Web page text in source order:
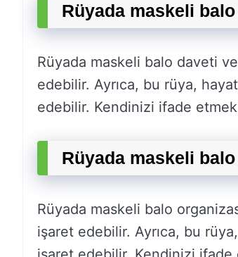
Rüyada maskeli
Rüyada maskeli balo daveti
edebilir. Ayrıca, bu rüya,
edebilir. Kendinizi ifade
Rüyada maskeli
Rüyada maskeli balo
işaret edebilir. Ayrıca, bu